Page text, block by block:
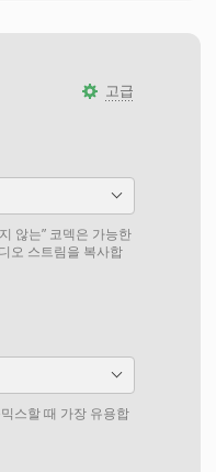
고급
않는” 코덱은 가능한
오 스트림을 복사합
스할 때 가장 유용합